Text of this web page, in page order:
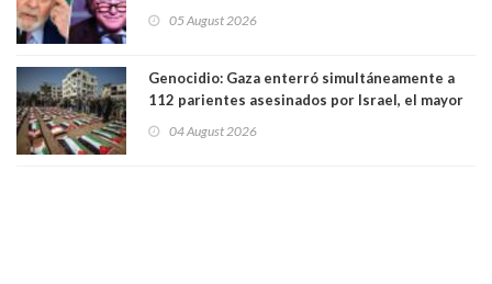
trasandino
05 August 2026
Genocidio: Gaza enterró simultáneamente a
112 parientes asesinados por Israel, el mayor
muertos figuran 44 niños y nueve ancianos
04 August 2026